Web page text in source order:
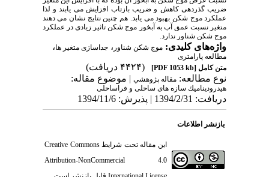
ضریب گذردهی کاهش و ضریب بازتاب افزایش می یابند و لذا
عملکرد موج شکن بهبود می یابد. هم چنین نتایج نشان می دهند
متغیر نسبت عمق آب به آبخور موج شکن تاثیر زیادی در عملکرد
موج شکن شناور ندارد.
واژه‌های کلیدی: موج شکن شناور ، جداسازی متغیر ها،
مطالعه پارامتری
متن کامل [PDF 1053 kb]
(۴۴۲۴ دریافت)
نوع مطالعه: مقاله پژوهشي| موضوع مقاله:
هیدروديناميك سازه های ساحلی و فراساحلی
دریافت: 1394/2/31 | پذیرش: 1394/11/6
بازنشر اطلاعات
این مقاله تحت شرایطCreative Commons
Attribution-NonCommercial 4.0